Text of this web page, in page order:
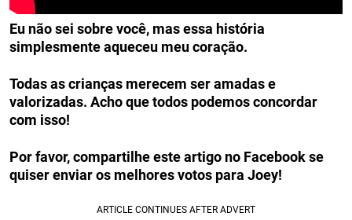
Eu não sei sobre você, mas essa história
simplesmente aqueceu meu coração.
Todas as crianças merecem ser amadas e
valorizadas. Acho que todos podemos concordar
com isso!
Por favor, compartilhe este artigo no Facebook se
quiser enviar os melhores votos para Joey!